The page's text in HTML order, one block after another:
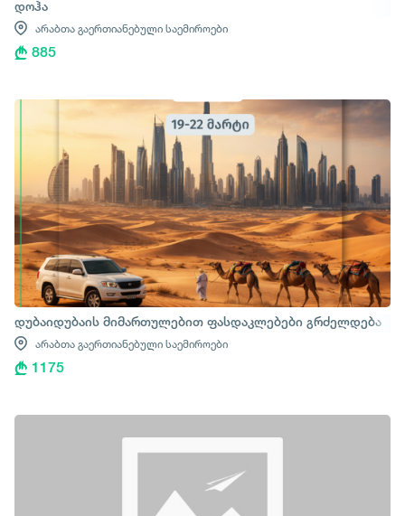
დოჰა
არაბთა გაერთიანებული საემიროები
885
დუბაიდუბაის მიმართულებით ფასდაკლებები გრძელდება
არაბთა გაერთიანებული საემიროები
1175